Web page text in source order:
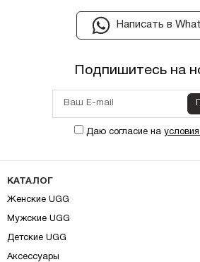
Написать в
Подпишитесь на
Даю согласие на
КАТАЛОГ
Женские UGG
Мужские UGG
Детские UGG
Аксессуары